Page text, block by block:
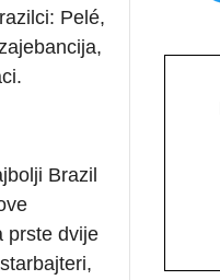
Pelé,
Brazil
prste dvije